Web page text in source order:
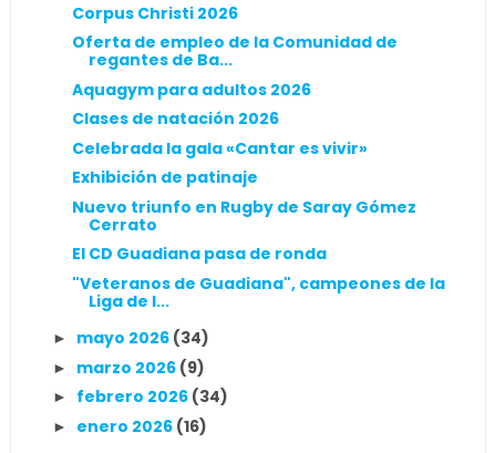
Corpus Christi 2026
Oferta de empleo de la Comunidad de
regantes de Ba...
Aquagym para adultos 2026
Clases de natación 2026
Celebrada la gala «Cantar es vivir»
Exhibición de patinaje
Nuevo triunfo en Rugby de Saray Gómez
Cerrato
El CD Guadiana pasa de ronda
"Veteranos de Guadiana", campeones de la
Liga de l...
► mayo 2026 (34)
► marzo 2026 (9)
► febrero 2026 (34)
► enero 2026 (16)